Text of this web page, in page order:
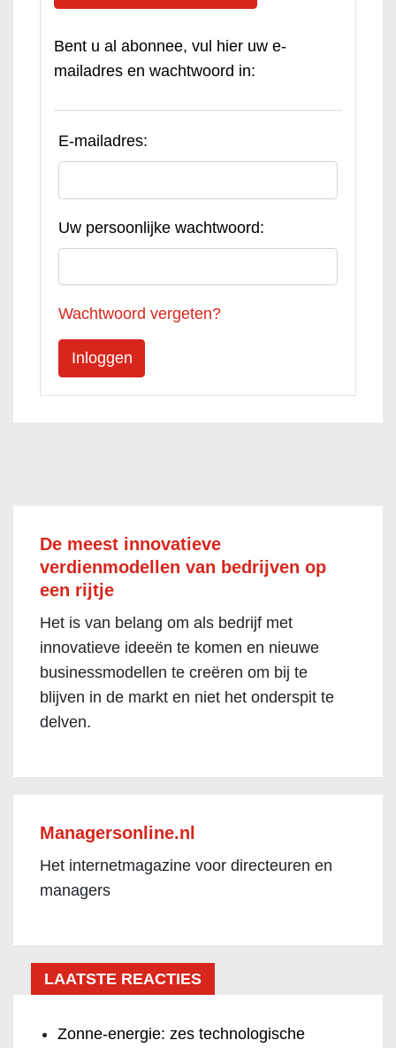
Bent u al abonnee, vul hier uw e-
mailadres en wachtwoord in:
E-mailadres:
Uw persoonlijke wachtwoord:
Wachtwoord vergeten?
De meest innovatieve
verdienmodellen van bedrijven op
een rijtje
Het is van belang om als bedrijf met
innovatieve ideeën te komen en nieuwe
businessmodellen te creëren om bij te
blijven in de markt en niet het onderspit te
delven.
Managersonline.nl
Het internetmagazine voor directeuren en
managers
LAATSTE REACTIES
Zonne-energie: zes technologische